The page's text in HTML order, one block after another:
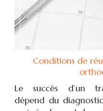
Conditions de
Le succès d’un
dépend du